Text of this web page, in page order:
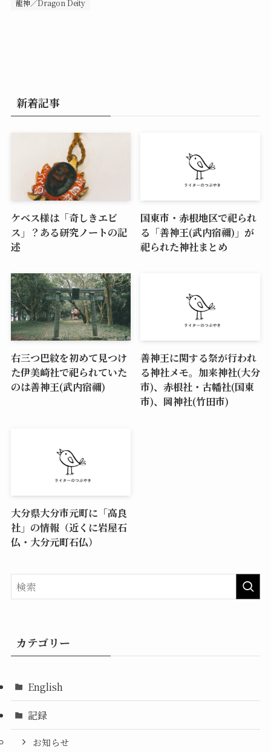
龍神／Dragon Deity
新着記事
ケベス様は「奇しきエビ
ス」？ある研究ノートの記
述
国東市・赤根地区で祀られ
る「善神王(武内宿禰)」が
祀られた神社まとめ
右三つ巴紋を初めて見つけ
た伊美崎社で祀られていた
のは善神王(武内宿禰)
善神王に関する祭が行われ
る神社メモ。加来神社(大分
市)、赤根社・古幡社(国東
市)、岡神社(竹田市)
大分県大分市元町に「高良
社」の情報（近くに岩屋石
仏・大分元町石仏）
カテゴリー
English
記録
お知らせ